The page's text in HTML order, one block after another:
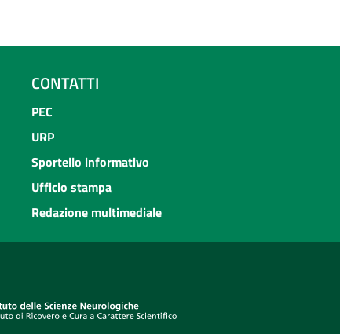
CONTATTI
PEC
URP
Sportello informativo
Ufficio stampa
Redazione multimediale